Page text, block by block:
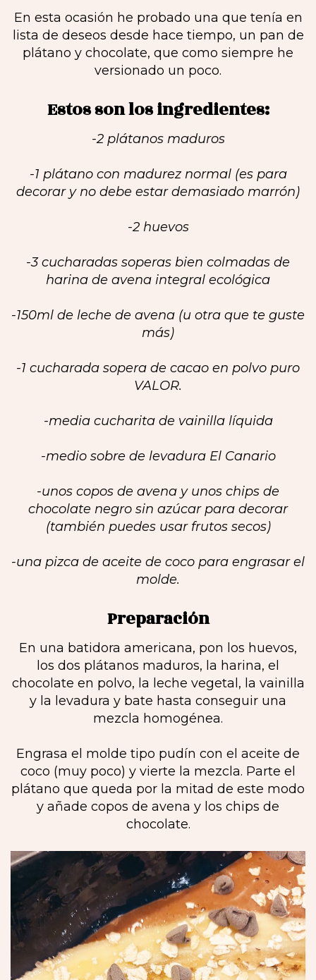
En esta ocasión he probado una que tenía en
lista de deseos desde hace tiempo, un pan de
plátano y chocolate, que como siempre he
versionado un poco.
Estos son los ingredientes:
-2 plátanos maduros
-1 plátano con madurez normal (es para
decorar y no debe estar demasiado marrón)
-2 huevos
-3 cucharadas soperas bien colmadas de
harina de avena integral ecológica
-150ml de leche de avena (u otra que te guste
más)
-1 cucharada sopera de cacao en polvo puro
VALOR.
-media cucharita de vainilla líquida
-medio sobre de levadura El Canario
-unos copos de avena y unos chips de
chocolate negro sin azúcar para decorar
(también puedes usar frutos secos)
-una pizca de aceite de coco para engrasar el
molde.
Preparación
En una batidora americana, pon los huevos,
los dos plátanos maduros, la harina, el
chocolate en polvo, la leche vegetal, la vainilla
y la levadura y bate hasta conseguir una
mezcla homogénea.
Engrasa el molde tipo pudín con el aceite de
coco (muy poco) y vierte la mezcla. Parte el
plátano que queda por la mitad de este modo
y añade copos de avena y los chips de
chocolate.